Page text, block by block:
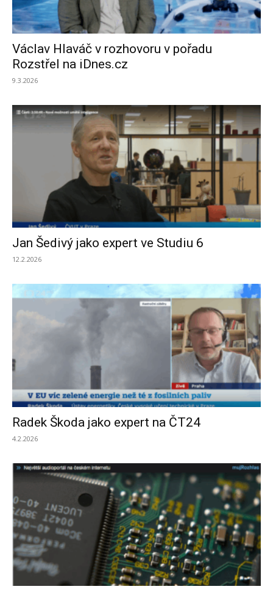
Václav Hlaváč v rozhovoru v pořadu
Rozstřel na iDnes.cz
9.3.2026
Jan Šedivý jako expert ve Studiu 6
12.2.2026
Radek Škoda jako expert na ČT24
4.2.2026